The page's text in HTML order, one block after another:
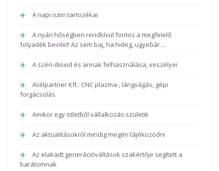
A napi rutin tartozékai
A nyári hőségben rendkívül fontos a megfelelő
folyadék bevitel! Az sem baj, ha hideg, ugyebár…
A szén-dioxid és annak felhasználása, veszélyei
Acélpartner Kft.: CNC plazma-, lángvágás, gépi
forgácsolás
Amikor egy ötletből vállalkozás születik
Az aktualitásokról mindig megéri tájékozódni
Az elakadt generációváltások szakértője segített a
barátomnak